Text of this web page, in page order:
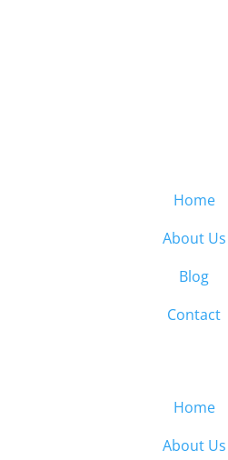
Home
About Us
Blog
Contact
Home
About Us